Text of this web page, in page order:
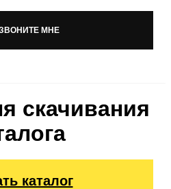
скачивания
каталог